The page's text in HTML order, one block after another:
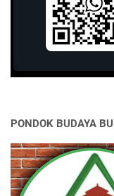
PONDOK BUDAYA